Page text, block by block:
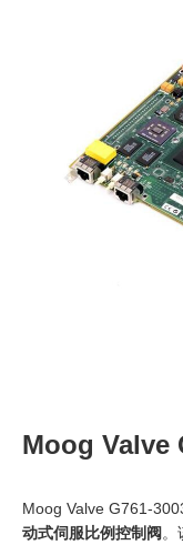
Moog Valve
Moog Valve G761-
动式伺服比例控制阀 。